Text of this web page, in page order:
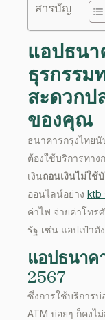
สารบัญ
แอปธนา
ธุรกรรม
สะดวกป
ของคุณ
ธนาคารกรุงไทยนั
ต้องใช้บริการทาง
เงินถอนเงินไม่ใช้
ออนไลน์อย่าง ktb
ค่าไฟ จ่ายค่าโทร
รัฐ เช่น แอปเป๋า
แอปธนาค
2567
ซึ่งการใช้บริการบ่
ATM บ่อยๆ ก็คงไ